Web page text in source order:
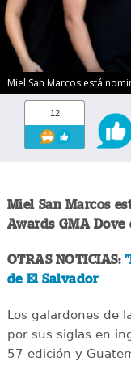
Miel San Marcos está
12
Miel San Marcos
Awards GMA
OTRAS NOTICIAS:
de El Salvador
Los galardones de
por sus siglas en
57 edición y